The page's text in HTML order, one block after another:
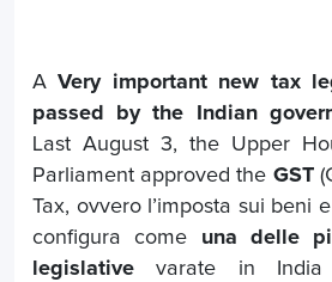
AVery important new tax
passed by the Indian
Last August 3, the Upper
Parliament approved the GST
Tax, ovvero l’imposta sui beni
configura come una delle
legislative varate in India